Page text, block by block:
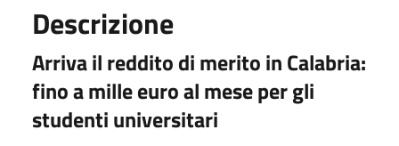
Descrizione
Arriva il reddito di merito in Calabria:
fino a mille euro al mese per gli
studenti universitari